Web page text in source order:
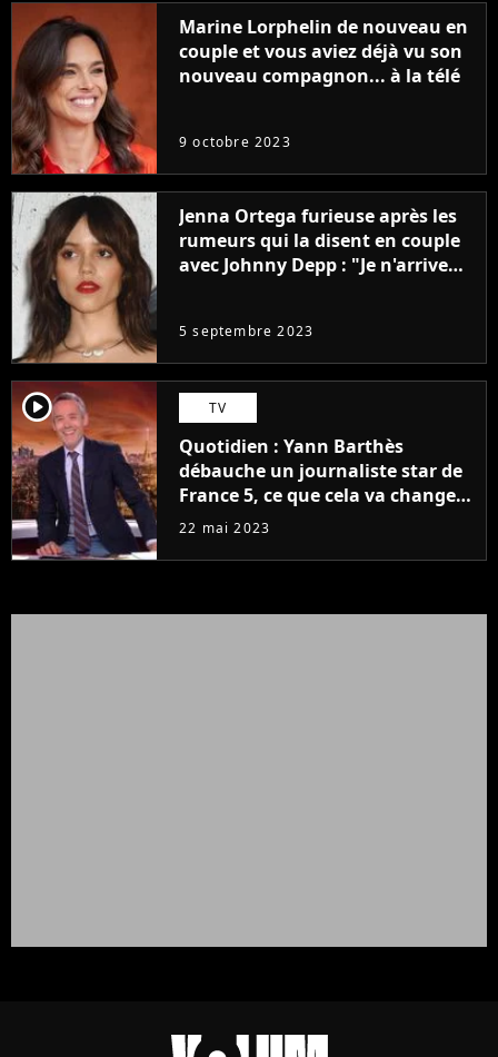
Marine Lorphelin de nouveau en
couple et vous aviez déjà vu son
nouveau compagnon... à la télé
9 octobre 2023
Jenna Ortega furieuse après les
rumeurs qui la disent en couple
avec Johnny Depp : "Je n'arrive
5 septembre 2023
player2 TV
Quotidien : Yann Barthès
débauche un journaliste star de
France 5, ce que cela va changer
à la rentrée
22 mai 2023